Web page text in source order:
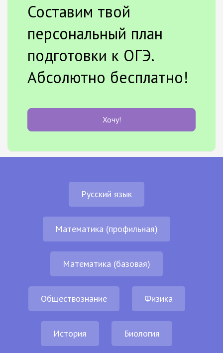
Составим твой
персональный план
подготовки к ОГЭ.
Абсолютно бесплатно!
Хочу!
Русский язык
Математика (профильная)
Математика (базовая)
Обществознание Физика
История Биология